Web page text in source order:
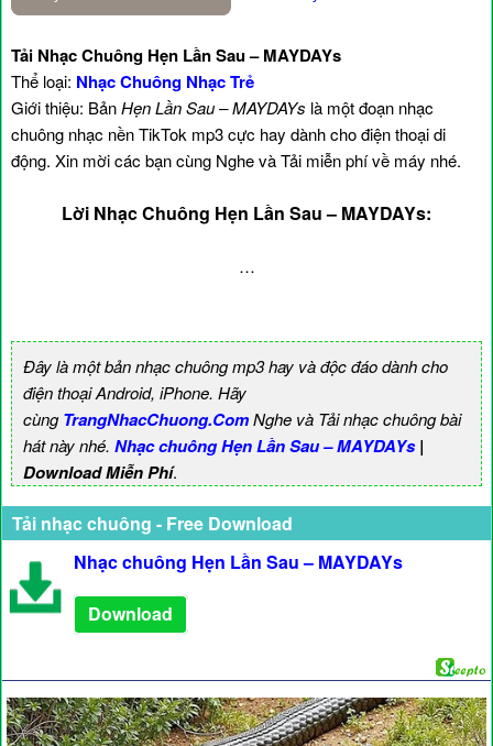
Tải Nhạc Chuông Hẹn Lần Sau – MAYDAYs
Thể loại: Nhạc Chuông Nhạc Trẻ
Giới thiệu: BảnHẹn Lần Sau – MAYDAYs là một đoạn nhạc
chuông nhạc nền TikTok mp3 cực hay dành cho điện thoại di
động. Xin mời các bạn cùng Nghe và Tải miễn phí về máy nhé.
Lời Nhạc Chuông Hẹn Lần Sau – MAYDAYs:
…
Đây là một bản nhạc chuông mp3 hay và độc đáo dành cho
điện thoại Android, iPhone. Hãy
cùngTrangNhacChuong.ComNghe và Tải nhạc chuông bài
hát này nhé. Nhạc chuông Hẹn Lần Sau – MAYDAYs|
Download Miễn Phí.
Tải nhạc chuông - Free Download
Nhạc chuông Hẹn Lần Sau – MAYDAYs
Download